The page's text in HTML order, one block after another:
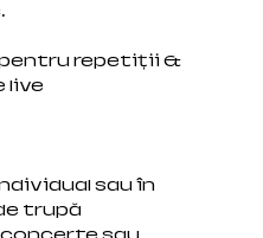
pentru repetiții &
live
sau în
trupă